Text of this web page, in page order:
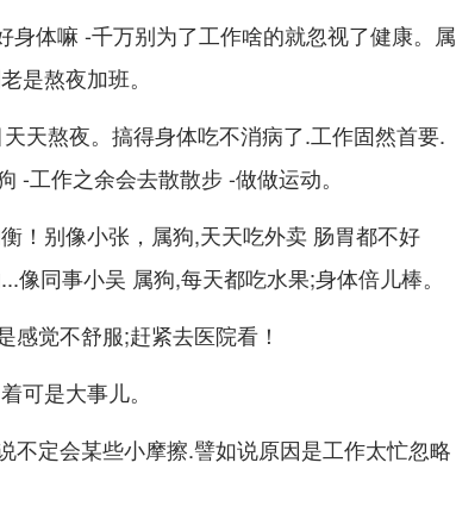
身体嘛 -千万别为了工作啥的就忽视了健康。属
是熬夜加班。
天熬夜。搞得身体吃不消病了.工作固然首要.
-工作之余会去散散步 -做做运动。
！别像小张，属狗,天天吃外卖 肠胃都不好
同事小吴 属狗,每天都吃水果;身体倍儿棒。
觉不舒服;赶紧去医院看！
可是大事儿。
不定会某些小摩擦.譬如说原因是工作太忙忽略